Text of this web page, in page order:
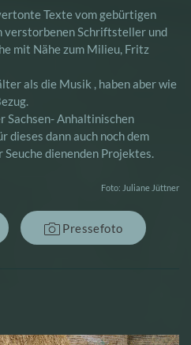
Texte vom gebürtigen
verstorbenen Schriftsteller und
mit Nähe zum Milieu, Fritz
als die Musik , haben aber wie
Sachsen- Anhaltinischen
dieses dann auch noch dem
dienenden Projektes.
Foto: Juliane Jüttner
Pressefoto